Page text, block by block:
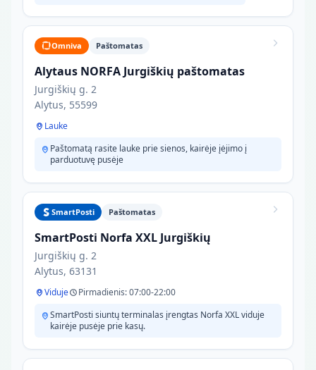
Omniva Paštomatas
Alytaus NORFA Jurgiškių paštomatas
Jurgiškių g. 2
Alytus, 55599
Lauke
Paštomatą rasite lauke prie sienos, kairėje įėjimo į
parduotuvę pusėje
SmartPosti Paštomatas
SmartPosti Norfa XXL Jurgiškių
Jurgiškių g. 2
Alytus, 63131
Viduje
Pirmadienis: 07:00-22:00
SmartPosti siuntų terminalas įrengtas Norfa XXL viduje
kairėje pusėje prie kasų.